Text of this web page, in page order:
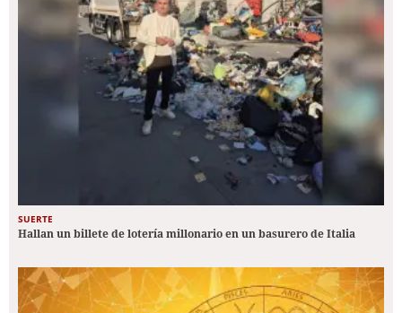
SUERTE
Hallan un billete de lotería millonario en un basurero de Italia